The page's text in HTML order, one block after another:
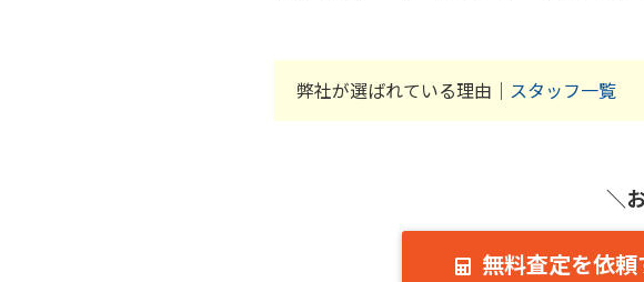
弊社が選ばれている理由｜ スタッフ一覧
＼
無料査定を依頼